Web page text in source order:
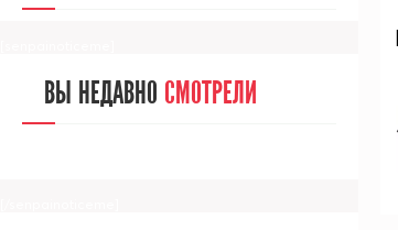
ВЫ НЕДАВНО СМОТРЕЛИ